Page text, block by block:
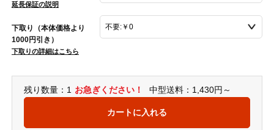
延長保証の説明
下取り（本体価格より
1000円引き）
下取りの詳細はこちら
残り数量：1 お急ぎください！ 中型送料：1,430円～